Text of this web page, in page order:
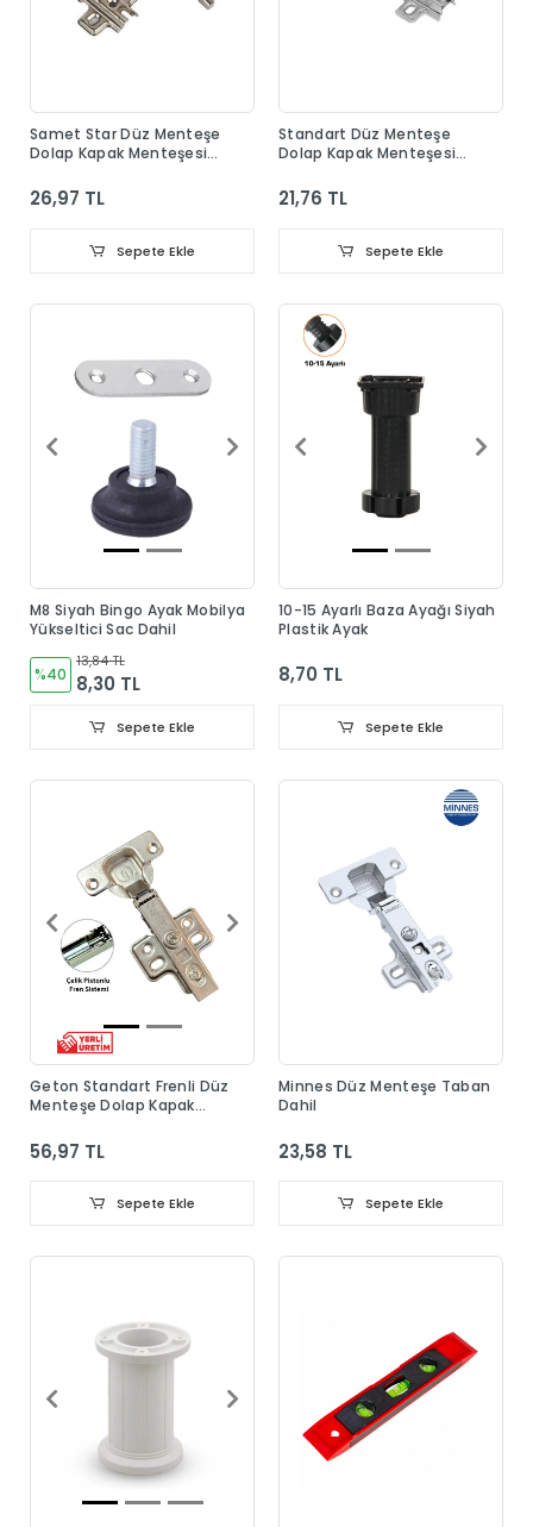
Samet Star Düz Menteşe
Dolap Kapak Menteşesi
26,97 TL
Sepete Ekle
Standart Düz Menteşe
Dolap Kapak Menteşesi
21,76 TL
Sepete Ekle
M8 Siyah Bingo Ayak Mobilya
Yükseltici Sac Dahil
%40
13,84 TL
8,30 TL
Sepete Ekle
10-15 Ayarlı Baza Ayağı Siyah
Plastik Ayak
8,70 TL
Sepete Ekle
Geton Standart Frenli Düz
Menteşe Dolap Kapak
56,97 TL
Sepete Ekle
Minnes Düz Menteşe Taban
Dahil
23,58 TL
Sepete Ekle